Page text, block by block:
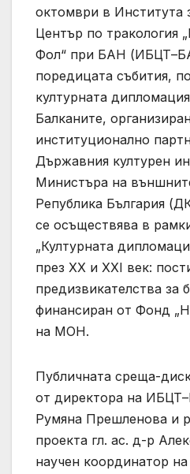
октомври в Института
Център по тракология
Фол“ при БАН
поредицата събития,
културната
Балканите,
институционално
Държавния културен
Министъра на
Република България
се осъществява в
„Културната
през XX и XXI век:
предизвикателства за
финансиран от Фонд
на МОН.
Публичната среща-
от директора на
Румяна Прешленова и
проекта гл. ас. д-р
научен координатор